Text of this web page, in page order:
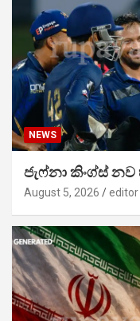
NEWS
ජැෆ්නා කිංග්ස්
August 5, 2026 editor